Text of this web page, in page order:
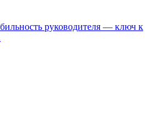
руководителя — ключ к